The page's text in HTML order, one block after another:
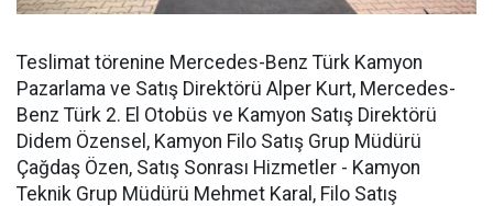
Teslimat törenine Mercedes-Benz Türk Kamyon
Pazarlama ve Satış Direktörü Alper Kurt, Mercedes-
Benz Türk 2. El Otobüs ve Kamyon Satış Direktörü
Didem Özensel, Kamyon Filo Satış Grup Müdürü
Çağdaş Özen, Satış Sonrası Hizmetler - Kamyon
Teknik Grup Müdürü Mehmet Karal, Filo Satış